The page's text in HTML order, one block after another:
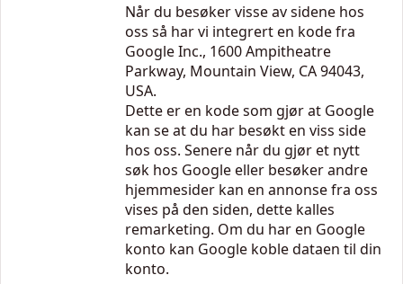
Når du besøker visse av sidene hos
oss så har vi integrert en kode fra
Google Inc., 1600 Ampitheatre
Parkway, Mountain View, CA 94043,
USA.
Dette er en kode som gjør at Google
kan se at du har besøkt en viss side
hos oss. Senere når du gjør et nytt
søk hos Google eller besøker andre
hjemmesider kan en annonse fra oss
vises på den siden, dette kalles
remarketing. Om du har en Google
konto kan Google koble dataen til din
konto.